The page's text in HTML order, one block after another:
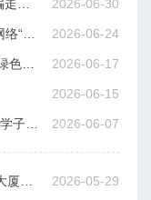
2026-06-30
2026-06-24
2026-06-17
2026-06-15
2026-06-07
2026-05-29